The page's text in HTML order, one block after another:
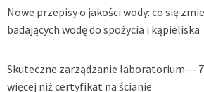
Nowe przepisy o jakości wody: co się
badających wodę do spożycia i kąpieliska
Skuteczne zarządzanie laboratorium —
więcej niż certyfikat na ścianie